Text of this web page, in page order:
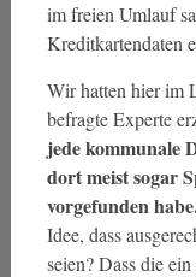
im freien Umlauf
Kreditkartendaten
Wir hatten hier im
befragte Experte
jede kommunale
dort meist sogar
vorgefunden
Idee, dass
seien? Dass die